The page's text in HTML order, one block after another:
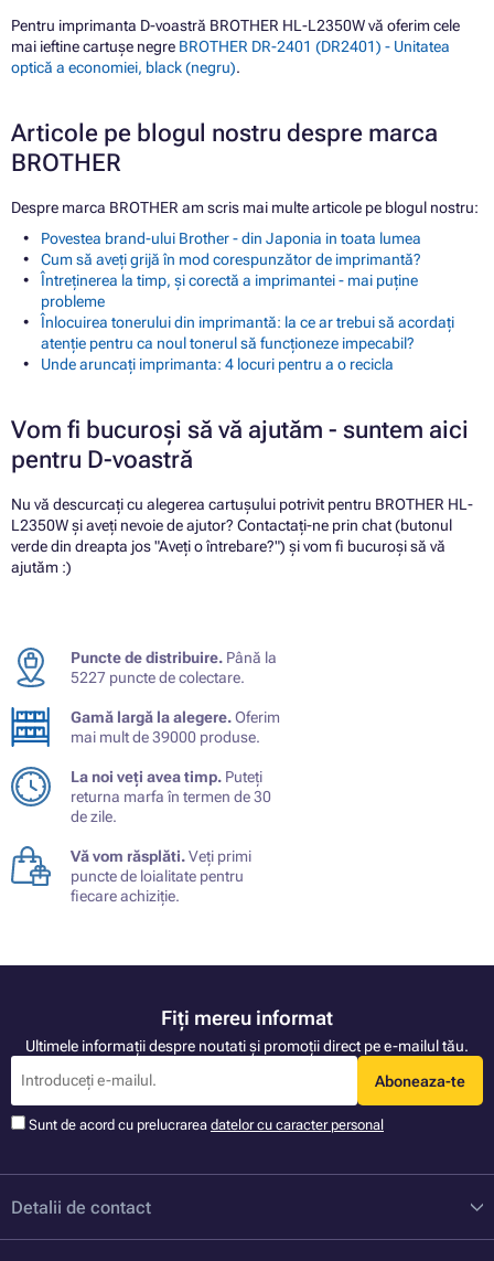
Pentru imprimanta D-voastră BROTHER HL-L2350W vă oferim cele
mai ieftine cartușe negre BROTHER DR-2401 (DR2401) - Unitatea
optică a economiei, black (negru).
Articole pe blogul nostru despre marca
BROTHER
Despre marca BROTHER am scris mai multe articole pe blogul nostru:
Povestea brand-ului Brother - din Japonia in toata lumea
Cum să aveți grijă în mod corespunzător de imprimantă?
Întreținerea la timp, și corectă a imprimantei - mai puține
probleme
Înlocuirea tonerului din imprimantă: la ce ar trebui să acordați
atenție pentru ca noul tonerul să funcționeze impecabil?
Unde aruncați imprimanta: 4 locuri pentru a o recicla
Vom fi bucuroși să vă ajutăm - suntem aici
pentru D-voastră
Nu vă descurcați cu alegerea cartușului potrivit pentru BROTHER HL-
L2350W și aveți nevoie de ajutor? Contactați-ne prin chat (butonul
verde din dreapta jos "Aveți o întrebare?") și vom fi bucuroși să vă
ajutăm :)
Puncte de distribuire. Până la
5227 puncte de colectare.
Gamă largă la alegere.Oferim
mai mult de 39000 produse.
La noi veți avea timp. Puteți
returna marfa în termen de 30
de zile.
Vă vom răsplăti.Veți primi
puncte de loialitate pentru
fiecare achiziție.
Fiți mereu informat
Ultimele informații despre noutati și promoții direct pe e-mailul tău.
Aboneaza-te
Sunt de acord cu prelucrarea datelor cu caracter personal
Detalii de contact